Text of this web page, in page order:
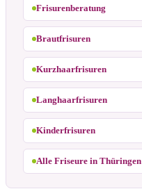
Frisurenberatung
Brautfrisuren
Kurzhaarfrisuren
Langhaarfrisuren
Kinderfrisuren
Alle Friseure in Thüringen